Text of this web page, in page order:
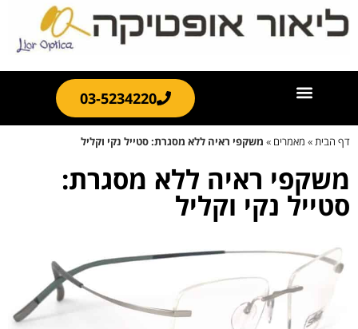
03-5234220
דף הבית» מאמרים» משקפי ראיה ללא מסגרת: סטייל נקי וקליל
משקפי ראיה ללא מסגרת:
סטייל נקי וקליל